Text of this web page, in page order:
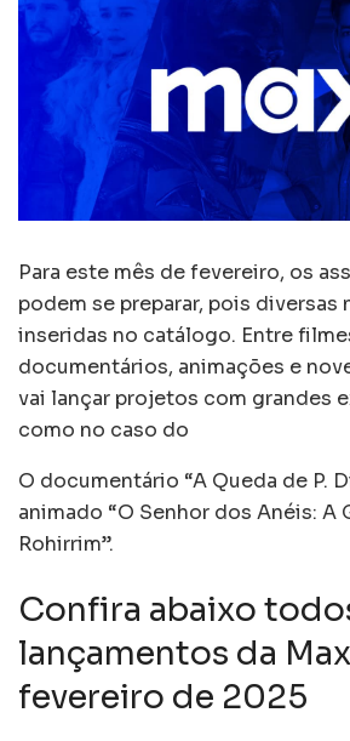
Para este mês de fevereiro, os
podem se preparar, pois diversas
inseridas no catálogo. Entre
documentários, animações e
vai lançar projetos com grandes
como no caso do
O documentário “A Queda de P.
animado “O Senhor dos Anéis: A
Rohirrim”.
Confira abaixo
lançamentos da
fevereiro de 2025